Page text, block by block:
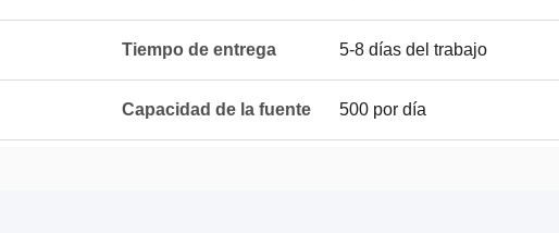
Tiempo de entrega 5-8 días del trabajo
Capacidad de la fuente 500 por día